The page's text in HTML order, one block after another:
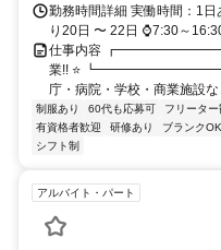
勤務時間詳細 実働時間：1
り20日 〜 22日 ⌚7:30～
仕事内容
業!! ⭐
庁・病院・学校・商業施設
制服あり 60代も応募可 フリーター
有資格者歓迎
研修あり ブランクOK
シフト制
アルバイト・パート